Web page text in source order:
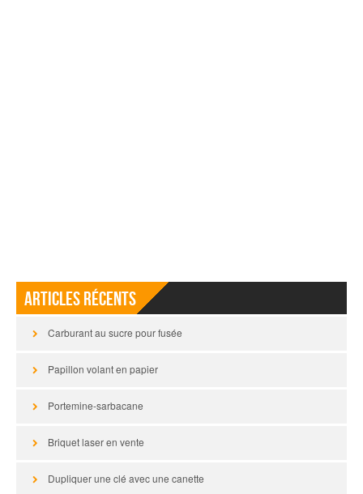
Articles récents
Carburant au sucre pour fusée
Papillon volant en papier
Portemine-sarbacane
Briquet laser en vente
Dupliquer une clé avec une canette